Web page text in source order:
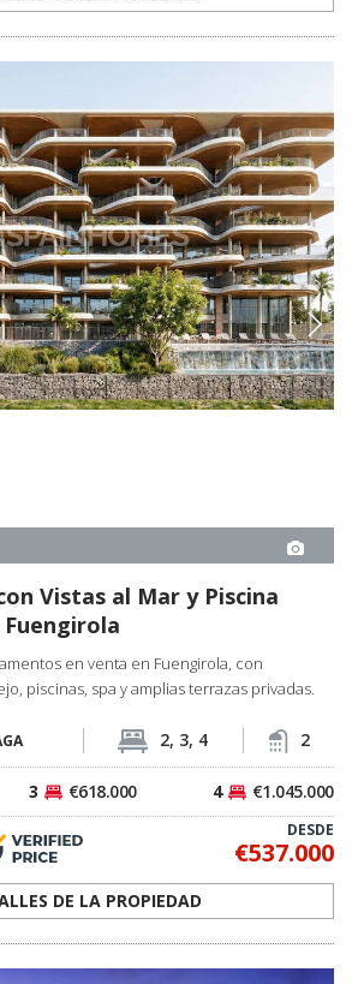
piscinas, spa y amplias terrazas privadas.
2, 3, 4
3 €618.000
€537.000
DE LA PROPIEDAD